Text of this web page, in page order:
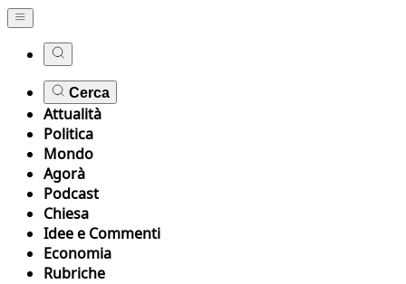
Cerca
Attualità
Politica
Mondo
Agorà
Podcast
Chiesa
Idee e Commenti
Economia
Rubriche